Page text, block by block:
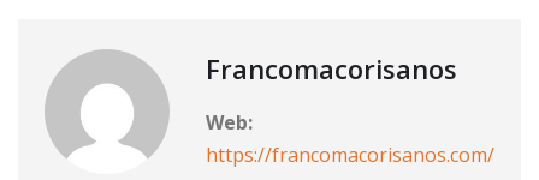
Francomacorisanos
Web:
https://francomacorisanos.com/